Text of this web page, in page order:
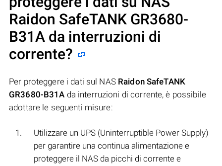
Raidon SafeTANK GR3680-
B31A da interruzioni di
corrente?
Per proteggere i dati sul NAS Raidon SafeTANK
GR3680-B31A da interruzioni di corrente, è possibile
adottare le seguenti misure:
Utilizzare un UPS (Uninterruptible Power Supply)
per garantire una continua alimentazione e
proteggere il NAS da picchi di corrente e